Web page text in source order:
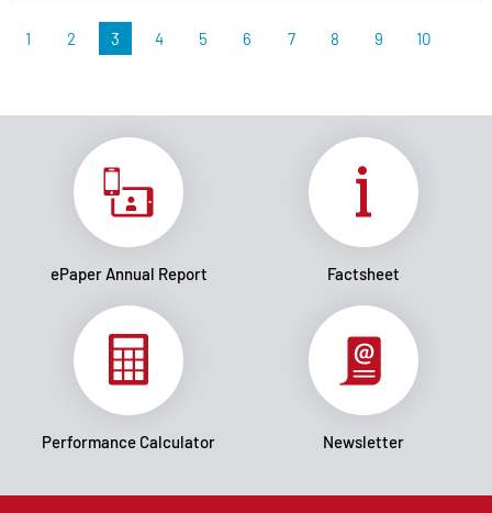
1 2 3 4 5 6 7 8 9 10
ePaper Annual Report Factsheet
Performance Calculator Newsletter